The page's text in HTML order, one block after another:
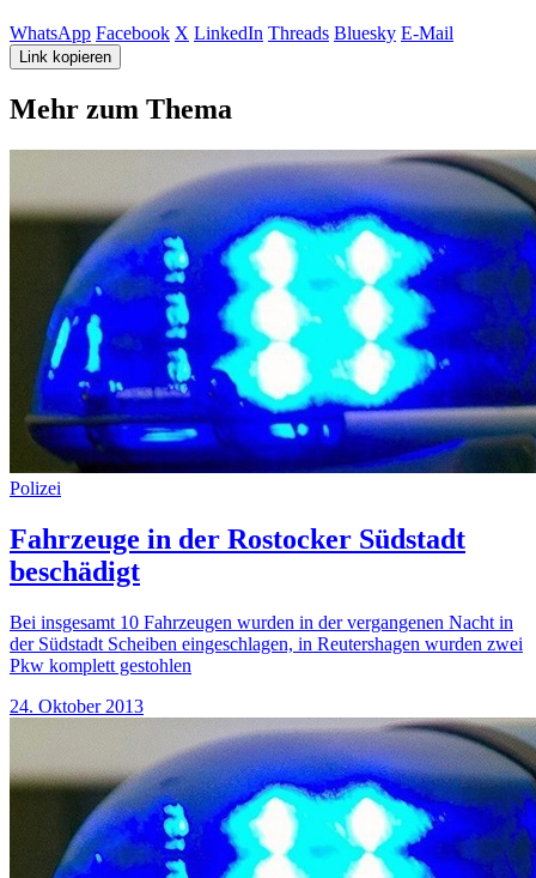
WhatsApp Facebook X LinkedIn Threads Bluesky E-Mail
Link kopieren
Mehr zum Thema
Polizei
Fahrzeuge in der Rostocker Südstadt
beschädigt
Bei insgesamt 10 Fahrzeugen wurden in der vergangenen Nacht in
der Südstadt Scheiben eingeschlagen, in Reutershagen wurden zwei
Pkw komplett gestohlen
24. Oktober 2013